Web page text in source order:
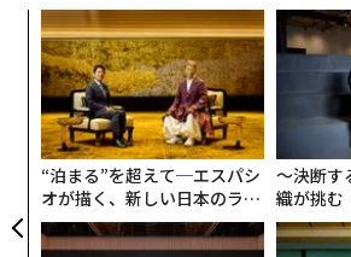
“泊まる”を超えて─エスパシ
オが描く、新しい日本のラグ
ジュアリー（中編）
〜決断す
織が挑む
う”企業
TTドコ